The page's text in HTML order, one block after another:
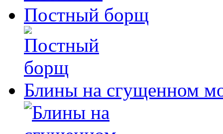
Постный борщ
Блины на сгущенном